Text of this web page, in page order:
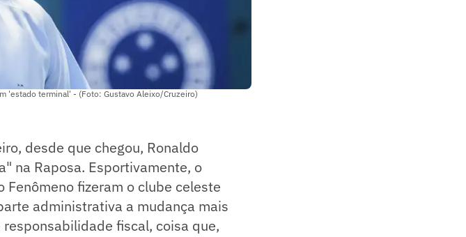
'estado terminal' - (Foto: Gustavo Aleixo/Cruzeiro)
desde que chegou, Ronaldo
na Raposa. Esportivamente, o
fizeram o clube celeste
administrativa a mudança mais
fiscal, coisa que,